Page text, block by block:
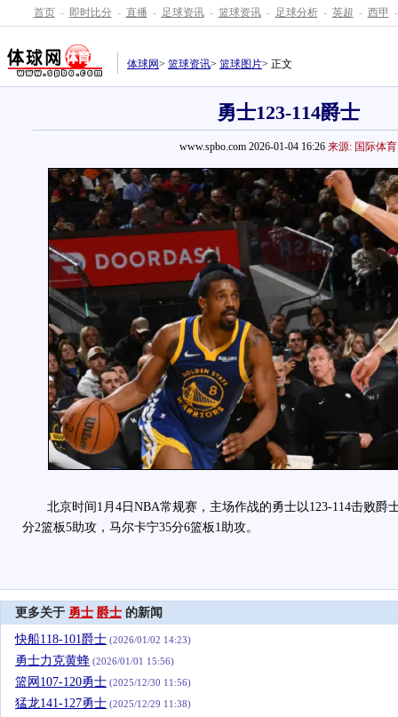
首页 - 即时比分 - 直播 - 足球资讯 - 篮球资讯 - 足球分析 - 英超 - 西甲 -
体球网> 篮球资讯> 篮球图片> 正文
勇士123-114爵士
www.spbo.com 2026-01-04 16:26 来源: 国际体育
北京时间1月4日NBA常规赛，主场作战的勇士以123-114击败爵
分2篮板5助攻，马尔卡宁35分6篮板1助攻。
更多关于 勇士 爵士 的新闻
快船118-101爵士 (2026/01/02 14:23)
勇士力克黄蜂 (2026/01/01 15:56)
篮网107-120勇士 (2025/12/30 11:56)
猛龙141-127勇士 (2025/12/29 11:38)